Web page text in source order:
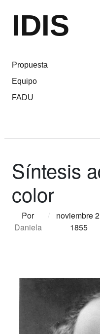
IDIS
Propuesta
Equipo
FADU
Síntesis
color
Por
Daniela
/
noviembre
1855